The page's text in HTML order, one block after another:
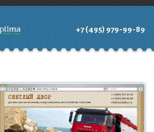
+7 (495) 979-99-89